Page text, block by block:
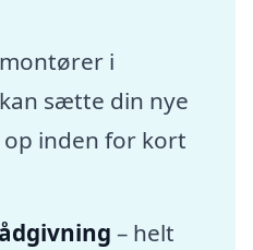
i
sætte din nye
inden for kort
– helt